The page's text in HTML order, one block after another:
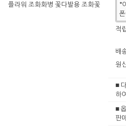
플라워 조화화병 꽃다발용 조화꽃
*
적
배
원
■
하
■
판